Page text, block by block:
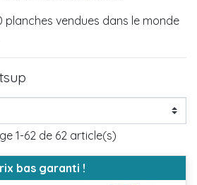
vendues dans le monde
1-62 de 62 article(s)
bas garanti !